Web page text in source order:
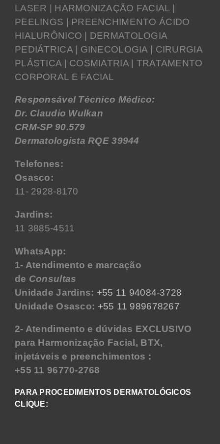
LASER | HARMONIZAÇÃO FACIAL |
PEELINGS | PREENCHIMENTO ÁCIDO
HIALURÔNICO | DERMATOLOGIA
PEDIÁTRICA | GINECOLOGIA | CIRURGIA
PLÁSTICA | COSMIATRIA | TRATAMENTO
CORPORAL E FACIAL
Responsável Técnico Médico:
Dr. Claudio Wulkan
CRM-SP 90.579
Dermatologista RQE 39944
Telefones:
Osasco:
11- 2928-8170
Jardins:
11 3885-4511
WhatsApp:
1- Atendimento e marcação
de Consultas
Unidade Jardins: +55 11 94084-3728
Unidade Osasco: +55 11 989678267
2- Atendimento e dúvidas EXCLUSIVO
para Harmonização Facial, BTX,
injetáveis e preenchimentos :
+55 11 96770-2768
PARA PROCEDIMENTOS DERMATOLÓGICOS
CLIQUE: